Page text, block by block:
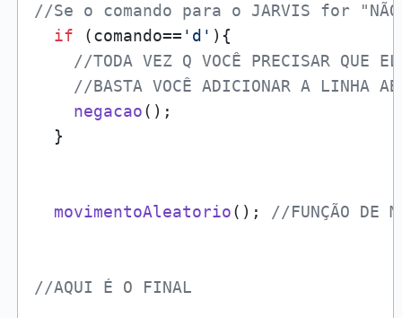
//Se o comando para o JARVIS for
if (comando== 'd' ){
//TODA VEZ Q VOCÊ PRECISAR QUE
//BASTA VOCÊ ADICIONAR A LINHA
negacao();
  }
movimentoAleatorio(); //FUNÇÃO DE
//AQUI É O FINAL